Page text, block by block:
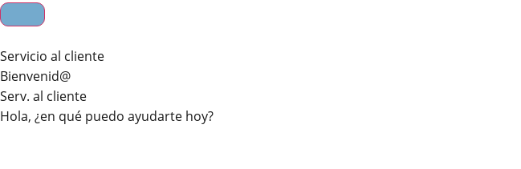
Servicio al cliente
Bienvenid@
Serv. al cliente
Hola, ¿en qué puedo ayudarte hoy?